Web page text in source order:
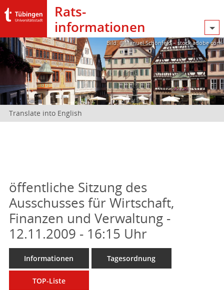
Rats­
informationen
Bild: @Manuel Schönfeld – stock.adobe.com
Translate into English
öffentliche Sitzung des
Ausschusses für Wirtschaft,
Finanzen und Verwaltung -
12.11.2009 - 16:15 Uhr
Informationen Tagesordnung
TOP-Liste